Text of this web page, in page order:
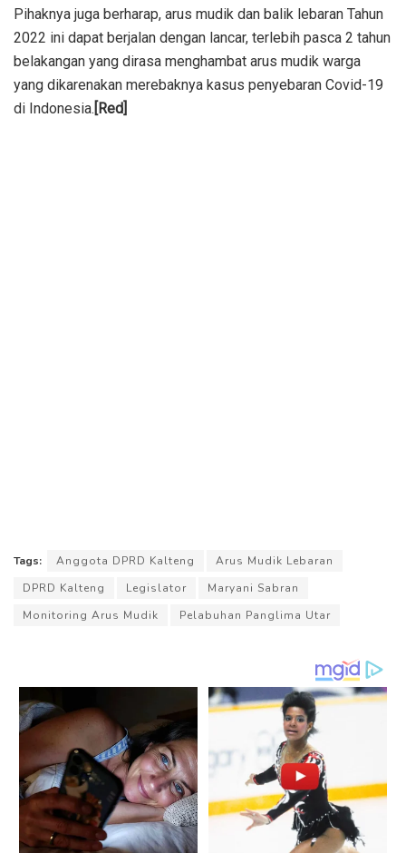
Pihaknya juga berharap, arus mudik dan balik lebaran Tahun
2022 ini dapat berjalan dengan lancar, terlebih pasca 2 tahun
belakangan yang dirasa menghambat arus mudik warga
yang dikarenakan merebaknya kasus penyebaran Covid-19
di Indonesia. [Red]
Tags: Anggota DPRD Kalteng
Arus Mudik Lebaran
DPRD Kalteng
Legislator
Maryani Sabran
Monitoring Arus Mudik
Pelabuhan Panglima Utar